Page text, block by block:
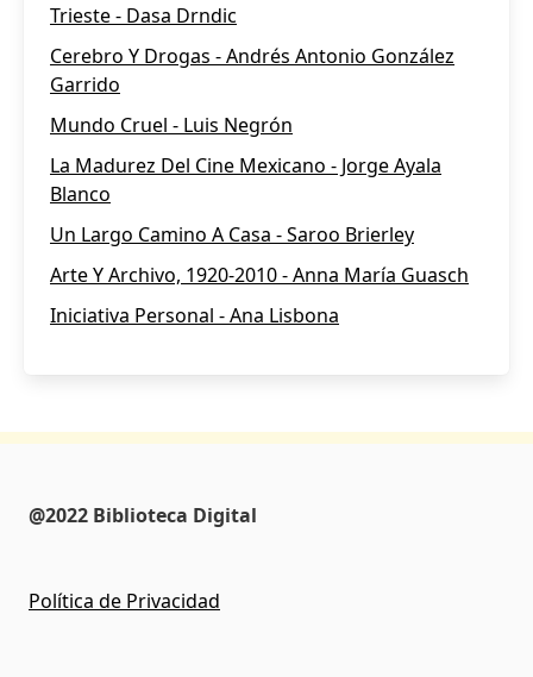
Trieste - Dasa Drndic
Cerebro Y Drogas - Andrés Antonio González
Garrido
Mundo Cruel - Luis Negrón
La Madurez Del Cine Mexicano - Jorge Ayala
Blanco
Un Largo Camino A Casa - Saroo Brierley
Arte Y Archivo, 1920-2010 - Anna María Guasch
Iniciativa Personal - Ana Lisbona
@2022 Biblioteca Digital
Política de Privacidad